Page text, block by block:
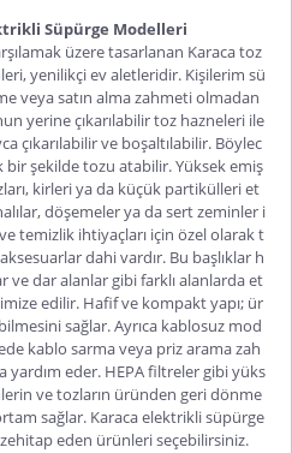
Süpürge Modelleri
üzere tasarlanan Karaca toz
yenilikçi ev aletleridir. Kişilerim sü
veya satın alma zahmeti olmadan
yerine çıkarılabilir toz hazneleri ile
çıkarılabilir ve boşaltılabilir. Böylec
bir şekilde tozu atabilir. Yüksek emiş
kirleri ya da küçük partikülleri et
döşemeler ya da sert zeminler i
temizlik ihtiyaçları için özel olarak t
dahi vardır. Bu başlıklar h
ve dar alanlar gibi farklı alanlarda et
edilir. Hafif ve kompakt yapı; ür
sağlar. Ayrıca kablosuz mod
kablo sarma veya priz arama zah
eder. HEPA filtreler gibi yüks
ve tozların üründen geri dönme
sağlar. Karaca elektrikli süpürge
eden ürünleri seçebilirsiniz.